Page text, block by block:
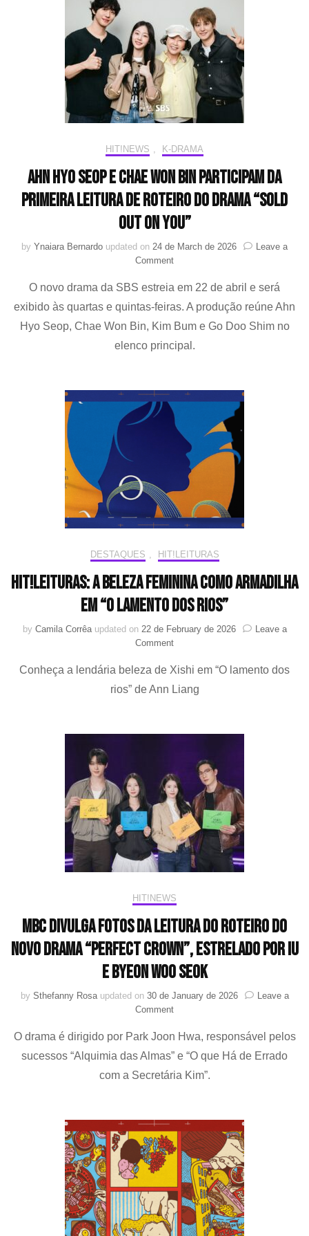
HIT!NEWS K-DRAMA
Ahn Hyo Seop e Chae Won Bin participam da
primeira leitura de roteiro do drama “Sold
Out on You”
by Ynaiara Bernardo updated on 24 de March de 2026
Leave a
Commenton
Hyo
Seop
Chae
Won
primeira
leitura
de
roteiro
drama
“Sold
Out
on
You”
O novo drama da SBS estreia em 22 de abril e será
exibido às quartas e quintas-feiras. A produção reúne Ahn
Hyo Seop, Chae Won Bin, Kim Bum e Go Doo Shim no
elenco principal.
DESTAQUES HIT!LEITURAS
HIT!Leituras: A beleza feminina como armadilha
em “O lamento dos rios”
by Camila Corrêa updated on 22 de February de 2026
Leave a
Commenton
A
beleza
feminina
lamento
dos
rios”
Conheça a lendária beleza de Xishi em “O lamento dos
rios” de Ann Liang
HIT!NEWS
MBC divulga fotos da leitura do roteiro do
novo drama “Perfect Crown”, estrelado por IU
e Byeon Woo Seok
by Sthefanny Rosa updated on 30 de January de 2026
Leave a
Commenton
divulga
fotos
leitura
do
novo
drama
“Perfect
Crown”,
estrelado
por
IU
e
O drama é dirigido por Park Joon Hwa, responsável pelos
sucessos “Alquimia das Almas” e “O que Há de Errado
com a Secretária Kim”.